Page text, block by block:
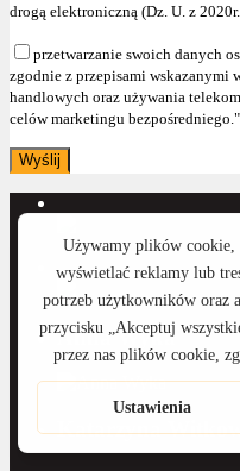
drogą elektroniczną (Dz. U. z
przetwarzanie swoich danych
zgodnie z przepisami wskazanymi
handlowych oraz używania
celów marketingu bezpośredniego."
Anna Wyka
Katarzyna